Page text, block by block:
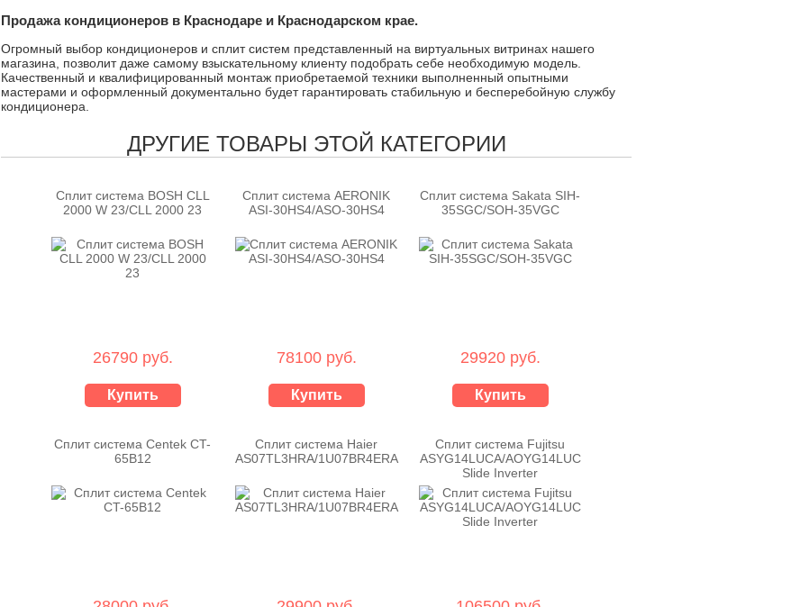
Продажа кондиционеров в Краснодаре и Краснодарском крае.
Огромный выбор кондиционеров и сплит систем представленный на виртуальных витринах нашего
магазина, позволит даже самому взыскательному клиенту подобрать себе необходимую модель.
Качественный и квалифицированный монтаж приобретаемой техники выполненный опытными
мастерами и оформленный документально будет гарантировать стабильную и бесперебойную службу
кондиционера.
ДРУГИЕ ТОВАРЫ ЭТОЙ КАТЕГОРИИ
Сплит система BOSH CLL
2000 W 23/CLL 2000 23
26790 руб.
Купить
Сплит система AERONIK
ASI-30HS4/ASO-30HS4
78100 руб.
Купить
Сплит система Sakata SIH-
35SGC/SOH-35VGC
29920 руб.
Купить
Сплит система Centek CT-
65B12
Сплит система Haier
AS07TL3HRA/1U07BR4ERA
Сплит система Fujitsu
ASYG14LUCA/AOYG14LUC
Slide Inverter